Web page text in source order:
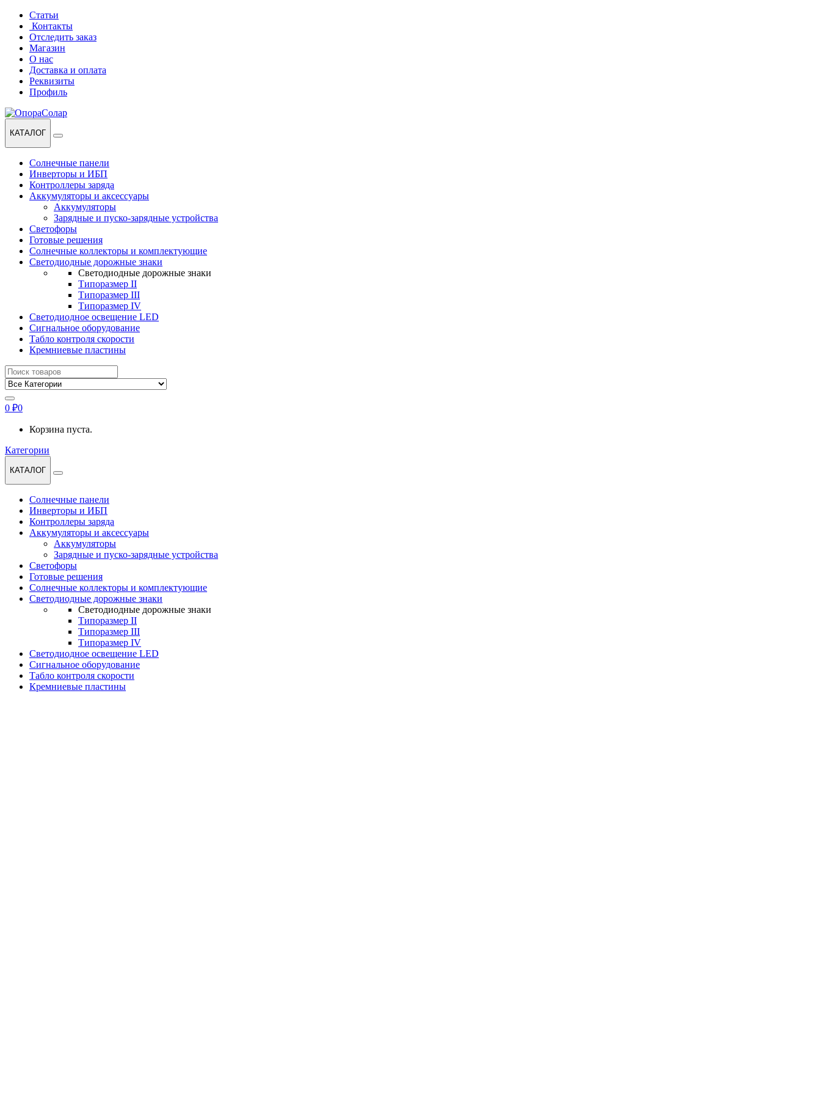
Перейти
навигации
Перейти
содержанию
Статьи
Контакты
Отследить заказ
Магазин
О нас
Доставка и оплата
Реквизиты
Профиль
КАТАЛОГ
Солнечные панели
Инверторы и ИБП
Контроллеры заряда
Аккумуляторы и аксессуары
Аккумуляторы
Зарядные и пуско-зарядные устройства
Светофоры
Готовые решения
Солнечные коллекторы и комплектующие
Светодиодные дорожные знаки
Светодиодные дорожные знаки
Типоразмер II
Типоразмер III
Типоразмер IV
Светодиодное освещение LED
Сигнальное оборудование
Табло контроля скорости
Кремниевые пластины
Найти:
0 ₽0
Корзина пуста.
Категории
КАТАЛОГ
Солнечные панели
Инверторы и ИБП
Контроллеры заряда
Аккумуляторы и аксессуары
Аккумуляторы
Зарядные и пуско-зарядные устройства
Светофоры
Готовые решения
Солнечные коллекторы и комплектующие
Светодиодные дорожные знаки
Светодиодные дорожные знаки
Типоразмер II
Типоразмер III
Типоразмер IV
Светодиодное освещение LED
Сигнальное оборудование
Табло контроля скорости
Кремниевые пластины